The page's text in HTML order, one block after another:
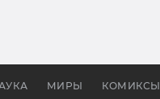
МИРЫ КОМИКСЫ
в России —